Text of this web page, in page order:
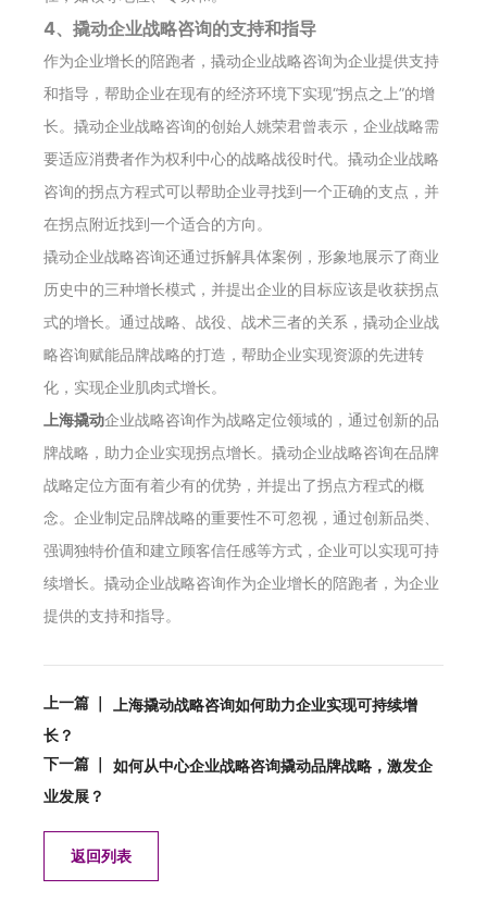
4、撬动企业战略咨询的支持和指导
作为企业增长的陪跑者，撬动企业战略咨询为企业提供支持
和指导，帮助企业在现有的经济环境下实现“拐点之上”的增
长。撬动企业战略咨询的创始人姚荣君曾表示，企业战略需
要适应消费者作为权利中心的战略战役时代。撬动企业战略
咨询的拐点方程式可以帮助企业寻找到一个正确的支点，并
在拐点附近找到一个适合的方向。
撬动企业战略咨询还通过拆解具体案例，形象地展示了商业
历史中的三种增长模式，并提出企业的目标应该是收获拐点
式的增长。通过战略、战役、战术三者的关系，撬动企业战
略咨询赋能品牌战略的打造，帮助企业实现资源的先进转
化，实现企业肌肉式增长。
上海撬动企业战略咨询作为战略定位领域的，通过创新的品
牌战略，助力企业实现拐点增长。撬动企业战略咨询在品牌
战略定位方面有着少有的优势，并提出了拐点方程式的概
念。企业制定品牌战略的重要性不可忽视，通过创新品类、
强调独特价值和建立顾客信任感等方式，企业可以实现可持
续增长。撬动企业战略咨询作为企业增长的陪跑者，为企业
提供的支持和指导。
上一篇 ｜
上海撬动战略咨询如何助力企业实现可持续增
长？
下一篇 ｜
如何从中心企业战略咨询撬动品牌战略，激发企
业发展？
返回列表